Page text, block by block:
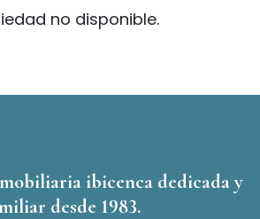
no disponible.
ibicenca dedicada y
desde 1983.